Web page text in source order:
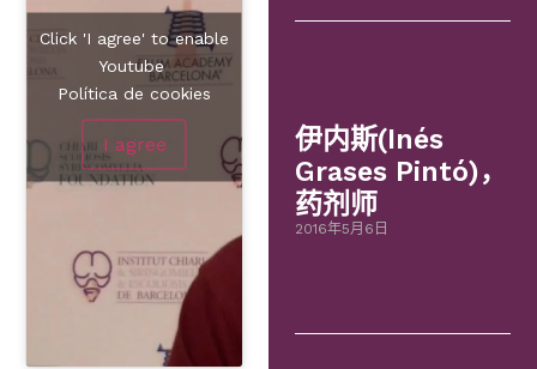
Click 'I agree' to enable
Youtube
Política de cookies
I agree
伊内斯(Inés
Grases Pintó)，
药剂师
2016年5月6日